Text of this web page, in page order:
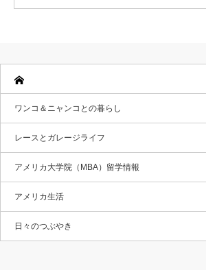
ワンコ＆ニャンコとの暮らし
レースとガレージライフ
アメリカ大学院（MBA）留学情報
アメリカ生活
日々のつぶやき